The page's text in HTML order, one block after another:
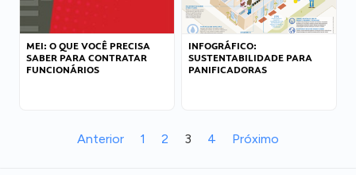
MEI: O QUE VOCÊ PRECISA
SABER PARA CONTRATAR
FUNCIONÁRIOS
INFOGRÁFICO:
SUSTENTABILIDADE PARA
PANIFICADORAS
Anterior 1 2 3 4 Próximo